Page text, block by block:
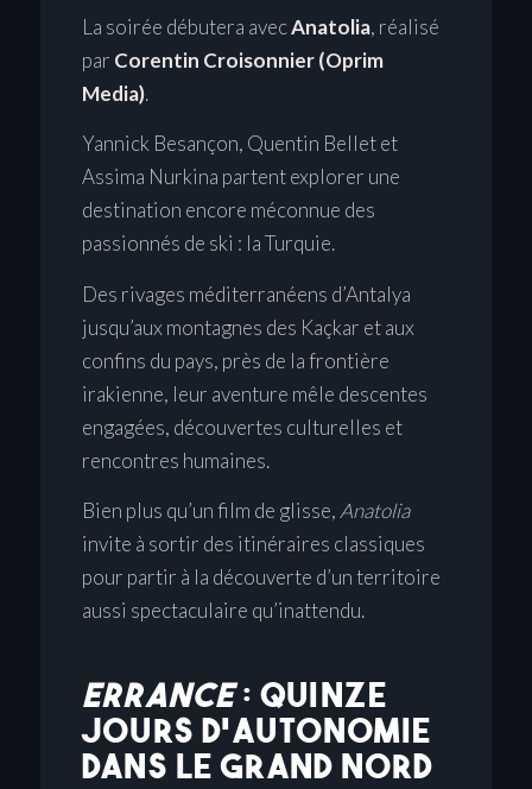
La soirée débutera avecAnatolia, réalisé
par Corentin Croisonnier (Oprim
Media).
Yannick Besançon, Quentin Bellet et
Assima Nurkina partent explorer une
destination encore méconnue des
passionnés de ski : la Turquie.
Des rivages méditerranéens d’Antalya
jusqu’aux montagnes des Kaçkar et aux
confins du pays, près de la frontière
irakienne, leur aventure mêle descentes
engagées, découvertes culturelles et
rencontres humaines.
Bien plus qu’un film de glisse, Anatolia
invite à sortir des itinéraires classiques
pour partir à la découverte d’un territoire
aussi spectaculaire qu’inattendu.
ERRANCE: QUINZE
JOURS D’AUTONOMIE
DANS LE GRAND NORD